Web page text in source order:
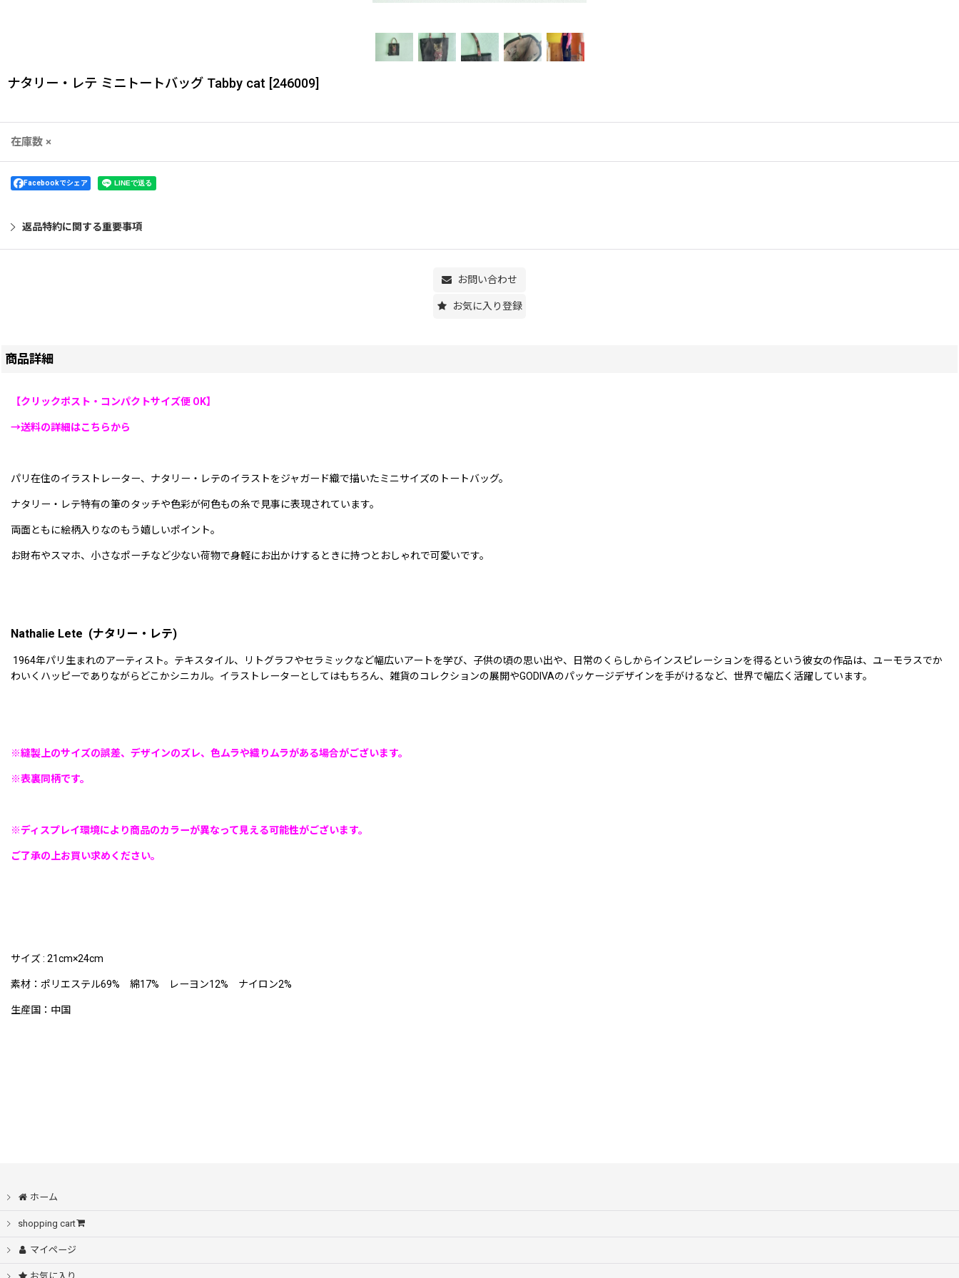
ナタリー・レテ ミニトートバッグ Tabby cat [246009]
在庫数 ×
Facebookでシェア
返品特約に関する重要事項
お問い合わせ
お気に入り登録
商品詳細
【クリックポスト・コンパクトサイズ便 OK】
→送料の詳細はこちらから
パリ在住のイラストレーター、ナタリー・レテのイラストをジャガード織で描いたミニサイズのトートバッグ。
ナタリー・レテ特有の筆のタッチや色彩が何色もの糸で見事に表現されています。
両面ともに絵柄入りなのもう嬉しいポイント。
お財布やスマホ、小さなポーチなど少ない荷物で身軽にお出かけするときに持つとおしゃれで可愛いです。
Nathalie Lete (ナタリー・レテ)
1964年パリ生まれのアーティスト。テキスタイル、リトグラフやセラミックなど幅広いアートを学び、子供の頃の思い出や、日常のくらしからインスピレーションを得るという彼女の作品は、ユーモラスでか
わいくハッピーでありながらどこかシニカル。イラストレーターとしてはもちろん、雑貨のコレクションの展開やGODIVAのパッケージデザインを手がけるなど、世界で幅広く活躍しています。
※縫製上のサイズの誤差、デザインのズレ、色ムラや織りムラがある場合がございます。
※表裏同柄です。
※ディスプレイ環境により商品のカラーが異なって見える可能性がございます。
ご了承の上お買い求めください。
サイズ : 21cm×24cm
素材： ポリエステル69% 綿17% レーヨン12% ナイロン2%
生産国：中国
ホーム
shopping cart
マイページ